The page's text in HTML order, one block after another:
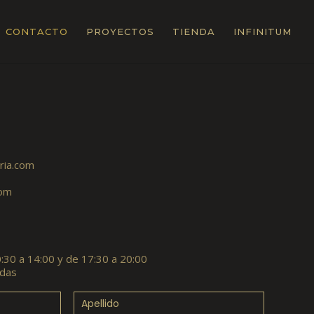
CONTACTO PROYECTOS TIENDA INFINITUM
a 14:00 y de 17:30 a 20:00